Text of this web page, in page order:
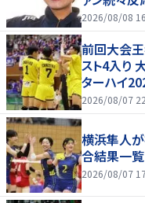
2026/08/08
前回大会
スト4入り
ターハイ
2026/08/07
横浜隼人
合結果一覧
2026/08/07